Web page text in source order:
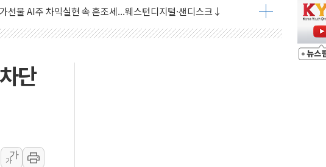
미사일 발사에 긴급 안보 점검회의
용 둔화·호르무즈 재개방 기대에 강세
우크라 민간인 '사파리' 공격… 시민들 공포감 극대화 전략
속 'DGC' 임시 주총 기대감에 홀로 상한가…마진 잔액은 사상 최고
…지역과 함께하는 '선봉'의 대민 봉사
단
가
가